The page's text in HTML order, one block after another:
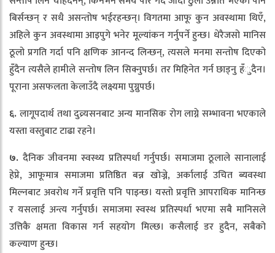
बिर्सन्छन् र सधै असन्तोष भईरहन्छन्। विगतमा आफू कुन अवस्थामा थिएँ,
अहिले कुन अवस्थामा आइपुगे भनेर मूल्यांकन गर्नुपर्ने हुन्छ। धेरैजसो मानिस
ठूलो प्रगति गर्दा पनि क्षणिक आनन्द लिन्छन्, त्यसले मनमा सन्तोष दिएको
हुँदैन त्यसैले हामीले सन्तोष लिन सिक्नुपर्छ। तर मिहिनेत गर्न छाड्नु हँुदैन।
पूराना असफलता केलाउँदै लक्ष्यमा पुग्नुपर्छ।
६.लागूपदार्थ तथा दुव्र्यसनबाट अन्य मानसिक रोग लाग्ने सम्भावना भएकाले
यस्ता वस्तुबाट टाढा रहने।
७. दैनिक जीवनमा स्वस्थ्य प्रतिस्पर्धा गर्नुपर्छ। समाजमा ठूलाले सानालाई
हेप्ने, आफूमात्र समाजमा प्रतिष्ठित बन्न खोज्ने, अर्कालाई उचित ब्यवस्था
मिल्नबाट अवरोध गर्ने प्रवृत्ति पनि पाइन्छ। यस्तो प्रवृत्ति आपराधिक मानिन्छ
र यसलाई अन्त्य गर्नुपर्छ। समाजमा स्वस्थ प्रतिस्पर्धा भएमा सबै मानिसले
उत्तिकै क्षमता विकास गर्न सहयोग मिल्छ। कसैलाई डर हुदैन, सबैको
कल्याण हुन्छ।